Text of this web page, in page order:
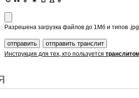
Разрешена загрузка файлов до 1Мб и типов
Инструкция для тех, кто пользуется